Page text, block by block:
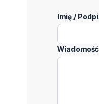
Imię /
Wiadomość